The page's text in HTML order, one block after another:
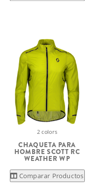
2 colors
CHAQUETA PARA
HOMBRE SCOTT RC
WEATHER WP
Comparar Productos